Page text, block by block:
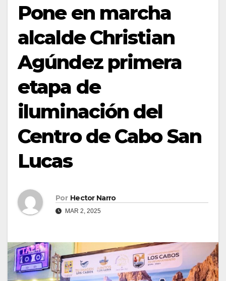
Pone en marcha
alcalde Christian
Agúndez primera
etapa de
iluminación del
Centro de Cabo San
Lucas
Por Hector Narro
MAR 2, 2025